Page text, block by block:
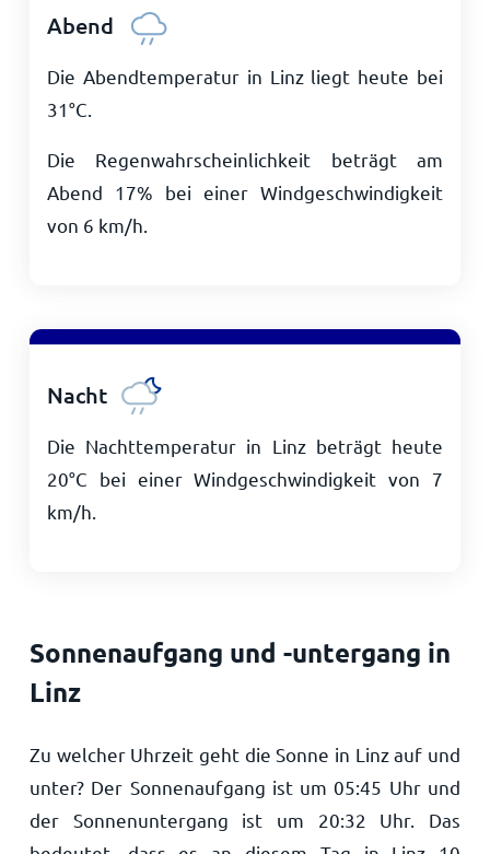
Abend
Die Abendtemperatur in Linz liegt heute bei
31°C
Die Regenwahrscheinlichkeit beträgt am
Abend 17% bei einer Windgeschwindigkeit
von 6 km/h
Nacht
Die Nachttemperatur in Linz beträgt heute
20°C bei einer Windgeschwindigkeit von 7
km/h
Sonnenaufgang und -untergang in
Linz
Zu welcher Uhrzeit geht die Sonne in Linz auf und
unter? Der Sonnenaufgang ist um05:45 Uhr und
der Sonnenuntergang ist um 20:32 Uhr. Das